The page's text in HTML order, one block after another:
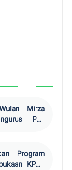
Mirza
PMI
Program
KPDK